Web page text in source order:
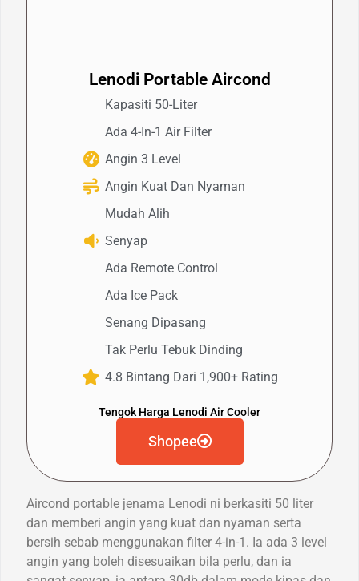
Lenodi Portable Aircond
Kapasiti 50-Liter
Ada 4-In-1 Air Filter
Angin 3 Level
Angin Kuat Dan Nyaman
Mudah Alih
Senyap
Ada Remote Control
Ada Ice Pack
Senang Dipasang
Tak Perlu Tebuk Dinding
4.8 Bintang Dari 1,900+ Rating
Tengok Harga Lenodi Air Cooler
Shopee
Aircond portable jenama Lenodi ni berkasiti 50 liter
dan memberi angin yang kuat dan nyaman serta
bersih sebab menggunakan filter 4-in-1. Ia ada 3 level
angin yang boleh disesuaikan bila perlu, dan ia